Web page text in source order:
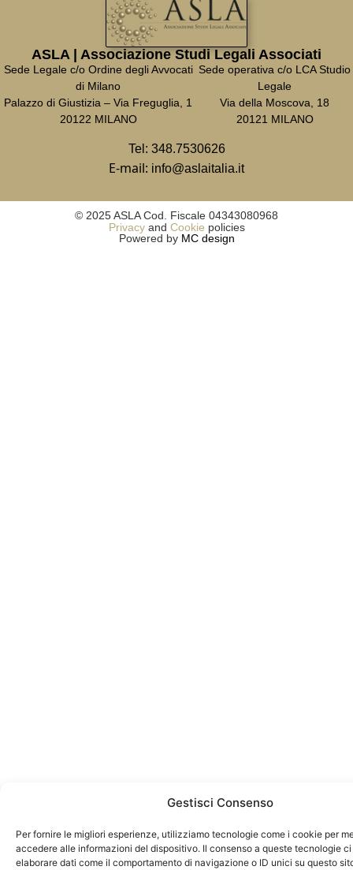
Gestisci Consenso
Per fornire le migliori esperienze, utilizziamo tecnologie come i cookie per
accedere alle informazioni del dispositivo. Il consenso a queste tecnologie
elaborare dati come il comportamento di navigazione o ID unici su questo
ASLA | Associazione Studi Legali Associati
Sede Legale c/o Ordine degli Avvocati
di Milano
Palazzo di Giustizia – Via Freguglia, 1
20122 MILANO
Sede operativa c/o LCA Studio
Legale
Via della Moscova, 18
20121 MILANO
Tel: 348.7530626
E-mail: info@aslaitalia.it
© 2025 ASLA Cod. Fiscale 04343080968
Privacyand Cookie policies
Powered by MC design